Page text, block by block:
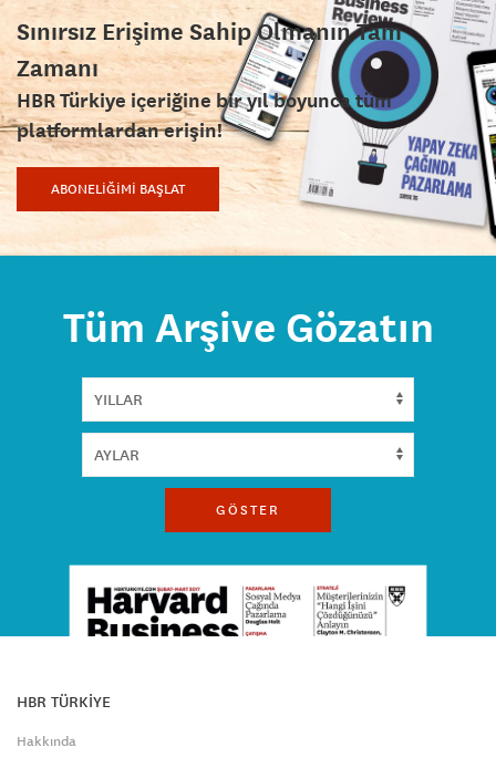
Sınırsız Erişime Sahip Olmanın Tam
Zamanı
HBR Türkiye içeriğine bir yıl boyunca tüm
platformlardan erişin!
ABONELİĞİMİ BAŞLAT
Tüm Arşive Gözatın
GÖSTER
HBR TÜRKİYE
Hakkında